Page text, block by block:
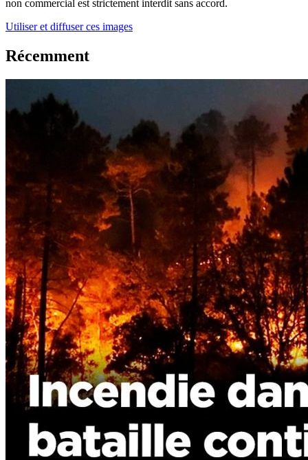
non commercial est strictement interdit sans accord.
Utiliser et diffuser ces images
Récemment